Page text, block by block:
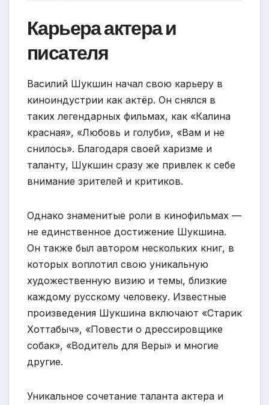
Карьера актера и
писателя
Василий Шукшин начал свою карьеру в
киноиндустрии как актёр. Он снялся в
таких легендарных фильмах, как «Калина
красная», «Любовь и голуби», «Вам и не
снилось». Благодаря своей харизме и
таланту, Шукшин сразу же привлек к себе
внимание зрителей и критиков.
Однако знаменитые роли в кинофильмах —
не единственное достижение Шукшина.
Он также был автором нескольких книг, в
которых воплотил свою уникальную
художественную визию и темы, близкие
каждому русскому человеку. Известные
произведения Шукшина включают «Старик
Хоттабыч», «Повести о дрессировщике
собак», «Водитель для Веры» и многие
другие.
Уникальное сочетание таланта актера и